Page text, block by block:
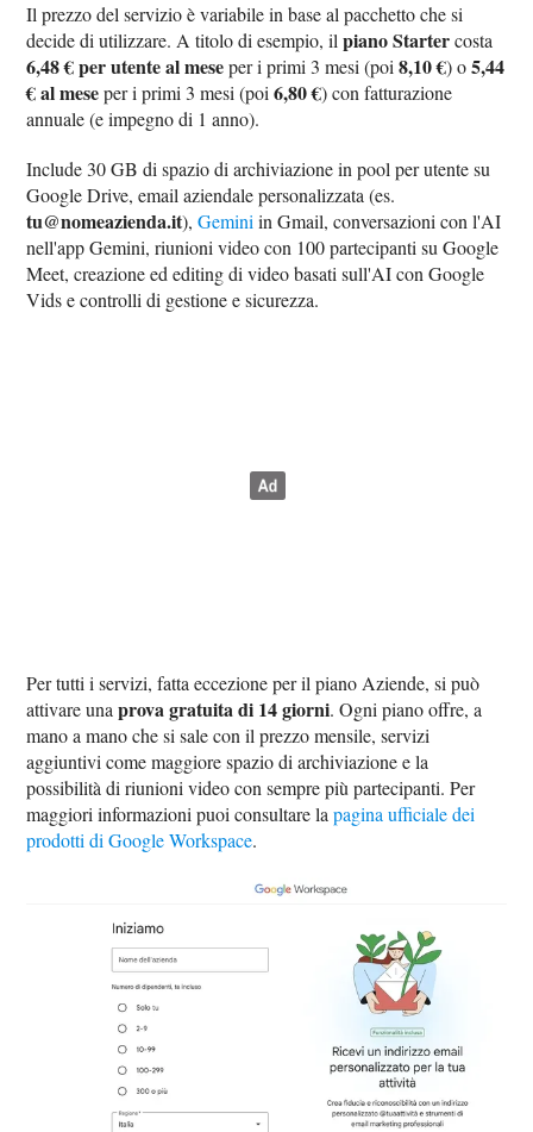
Il prezzo del servizio è variabile in base al pacchetto che si
decide di utilizzare. A titolo di esempio, ilpiano Startercosta
6,48 € per utente al meseper i primi 3 mesi (poi8,10 €) o5,44
€ al meseper i primi 3 mesi (poi6,80 €) con fatturazione
annuale (e impegno di 1 anno).
Include 30 GB di spazio di archiviazione in pool per utente su
Google Drive, email aziendale personalizzata (es.
tu@nomeazienda.it),Gemini in Gmail, conversazioni con l'AI
nell'app Gemini, riunioni video con 100 partecipanti su Google
Meet, creazione ed editing di video basati sull'AI con Google
Vids e controlli di gestione e sicurezza.
Per tutti i servizi, fatta eccezione per il piano Aziende, si può
attivare unaprova gratuita di 14 giorni. Ogni piano offre, a
mano a mano che si sale con il prezzo mensile, servizi
aggiuntivi come maggiore spazio di archiviazione e la
possibilità di riunioni video con sempre più partecipanti. Per
maggiori informazioni puoi consultare lapagina ufficiale dei
prodotti di Google Workspace.